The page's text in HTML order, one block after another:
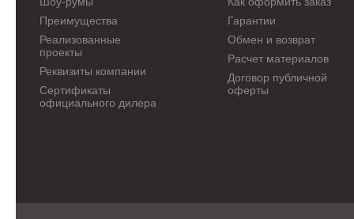
Преимущества
Реализованные
проекты
Реквизиты компании
Сертификаты
официального дилера
Гарантии
Обмен и возврат
Расчет материалов
Договор публичной
оферты